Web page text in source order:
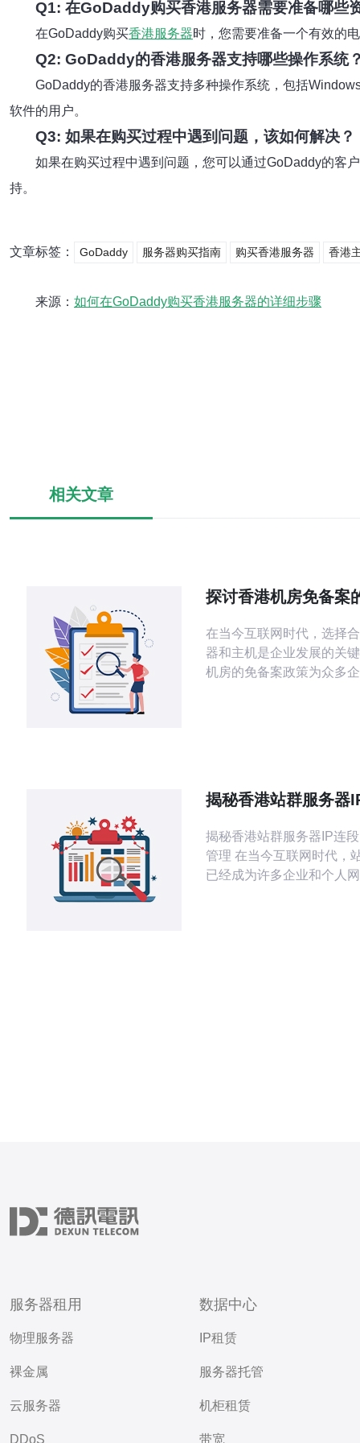
Q1: 在GoDaddy购买香港服务器需要准备哪些
在GoDaddy购买香港服务器时，您需要准备一个有效的
Q2: GoDaddy的香港服务器支持哪些操作系统
GoDaddy的香港服务器支持多种操作系统，包括
软件的用户。
Q3: 如果在购买过程中遇到问题，该如何解决？
如果在购买过程中遇到问题，您可以通过GoDaddy的客
持。
文章标签： GoDaddy 服务器购买指南 购买香港服务器 香港
来源： 如何在GoDaddy购买香港服务器的详细步骤
相关文章
探讨香港机房免备案
在当今互联网时代，选择
器和主机是企业发展的关
机房的免备案政策为众多
香港机房最大的优势就是
意味着企业和个人在购买
揭秘香港站群服务器
揭秘香港站群服务器IP连
管理 在当今互联网时代，
已经成为许多企业和个人
服务器租用
物理服务器
裸金属
云服务器
DDoS
数据中心
IP租赁
服务器托管
机柜租赁
带宽